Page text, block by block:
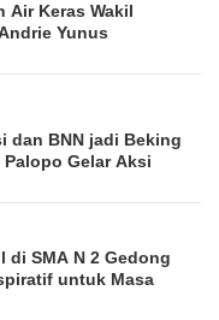
Air Keras Wakil
Yunus
dan BNN jadi Beking
Palopo Gelar Aksi
di SMA N 2 Gedong
untuk Masa